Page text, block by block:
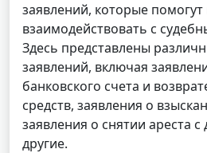
заявлений, которые
взаимодействовать с
Здесь представлены
заявлений, включая
банковского счета и
средств, заявления о
заявления о снятии ареста с
другие.